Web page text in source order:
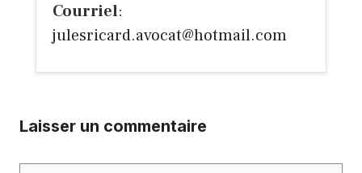
Courriel:
julesricard.avocat@hotmail.com
Laisser un commentaire